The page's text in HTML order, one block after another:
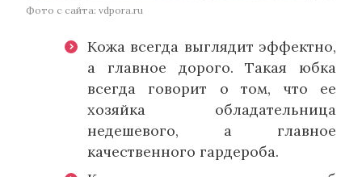
Фото с сайта: vdpora.ru
Кожа всегда выглядит эффектно,
а главное дорого. Такая юбка
всегда говорит о том, что ее
хозяйка обладательница
недешевого, а главное
качественного гардероба.